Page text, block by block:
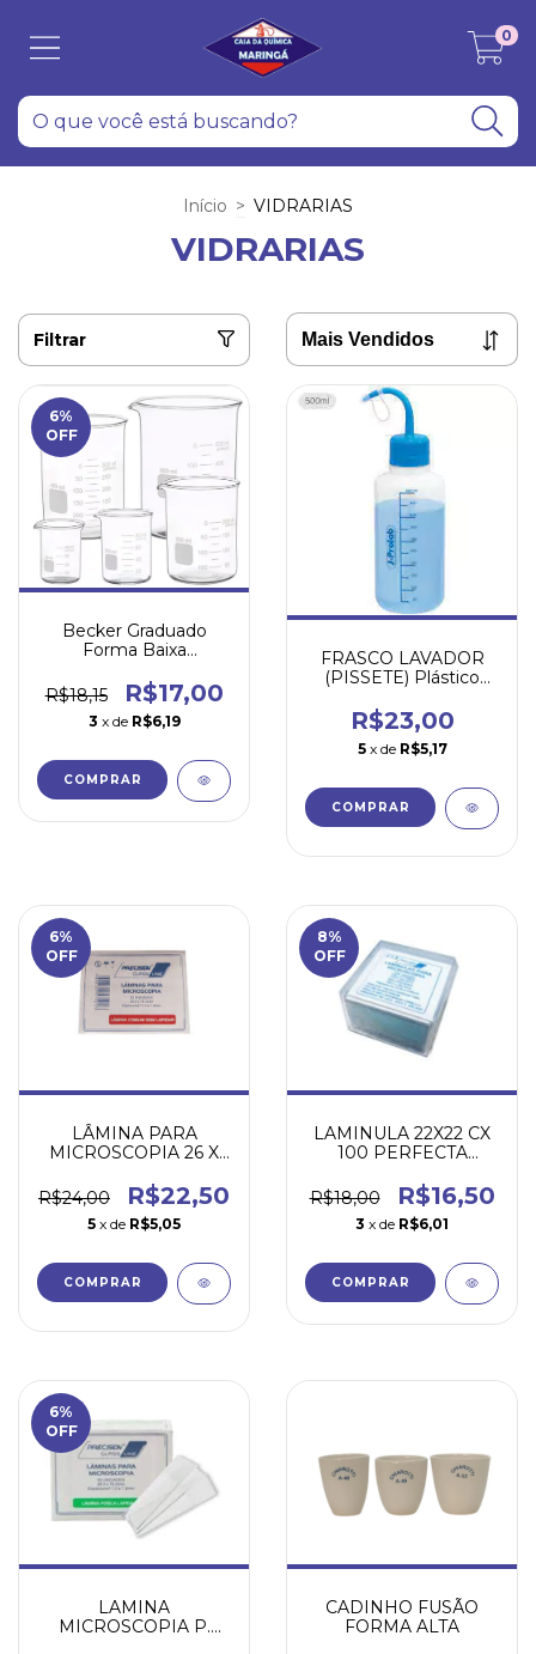
0
Início > VIDRARIAS
VIDRARIAS
Filtrar
6%
OFF
Becker Graduado
Forma Baixa
R$18,15
R$17,00
3 x de R$6,19
COMPRAR
FRASCO LAVADOR
(PISSETE) Plástico
1000ML
R$23,00
5 x de R$5,17
6%
OFF
LÂMINA PARA
MICROSCOPIA 26 X
NÃO LAPIDADA
PACOTE COM 50
UNIDADES
R$24,00 R$22,50
5 x de R$5,05
8%
OFF
LAMINULA 22X22 CX
100 PERFECTA
COM 100 UN.
R$18,00 R$16,50
3 x de R$6,01
COMPRAR
6%
OFF
LAMINA
MICROSCOPIA P.
CADINHO FUSÃO
FORMA ALTA